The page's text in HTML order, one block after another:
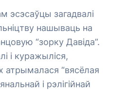
эсэсаўцы загадвалі
нашываць на
“зорку Давіда”.
і куражыліся,
атрымалася “вясёлая
і рэлігійнай